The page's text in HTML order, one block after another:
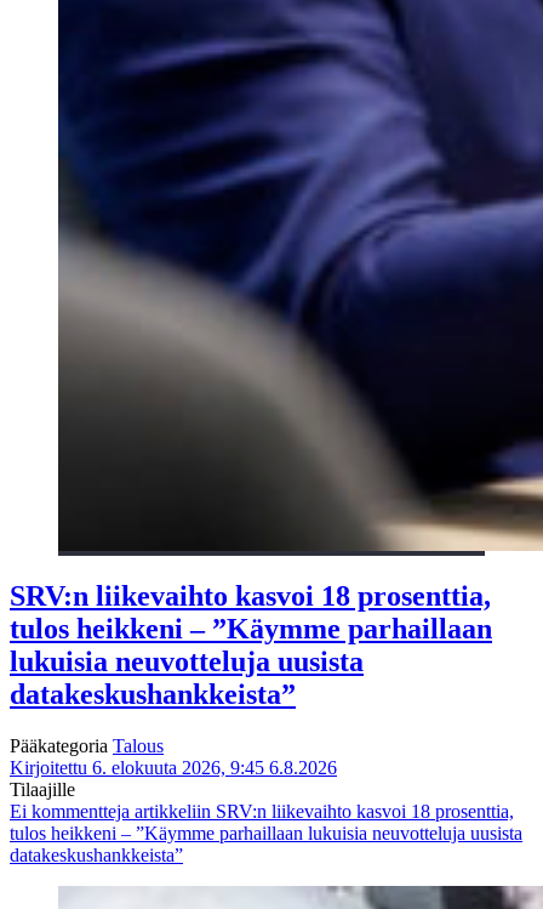
SRV:n liikevaihto kasvoi 18 prosenttia,
tulos heikkeni – ”Käymme parhaillaan
lukuisia neuvotteluja uusista
datakeskushankkeista”
Pääkategoria Talous
Kirjoitettu 6. elokuuta 2026, 9:45 6.8.2026
Tilaajille
Ei kommentteja artikkeliin SRV:n liikevaihto kasvoi 18 prosenttia,
tulos heikkeni – ”Käymme parhaillaan lukuisia neuvotteluja uusista
datakeskushankkeista”